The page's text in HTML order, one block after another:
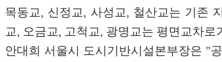
목동교, 신정교, 사성교, 철산교는 기존
교, 오금교, 고척교, 광명교는 평면교차로
안대희 서울시 도시기반시설본부장은 "